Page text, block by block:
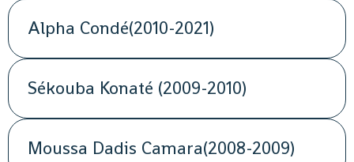
Alpha Condé(2010-2021)
Sékouba Konaté (2009-2010)
Moussa Dadis Camara(2008-2009)